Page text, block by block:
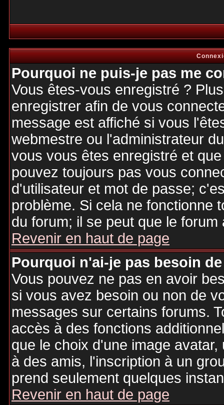
Pourquoi ne puis-je pas me
Vous êtes-vous enregistré ?
enregistrer afin de vous
message est affiché si vous
webmestre ou l'administrateur
vous vous êtes enregistré et
pouvez toujours pas vous
d'utilisateur et mot de passe;
problème. Si cela ne fonctionne
du forum; il se peut que le
Revenir en haut de page
Pourquoi n'ai-je pas besoin
Vous pouvez ne pas en avoir
si vous avez besoin ou non de
messages sur certains forums.
accès à des fonctions
que le choix d'une image
à des amis, l'inscription à un
prend seulement quelques
Revenir en haut de page